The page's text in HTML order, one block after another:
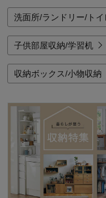
洗面所/ランドリー/トイ
子供部屋収納/学習机
収納ボックス/小物収納